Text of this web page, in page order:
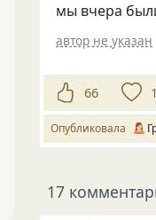
мы вчера
автор не указан
66
Опубликовала
17